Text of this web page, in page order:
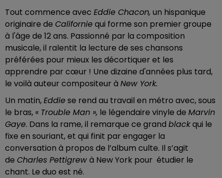
Tout commence avec Eddie Chacon, un hispanique
originaire de Californiequi forme son premier groupe
à l'âge de 12 ans. Passionné par la composition
musicale, il ralentit la lecture de ses chansons
préférées pour mieux les décortiquer et les
apprendre par cœur ! Une dizaine d'années plus tard,
le voilà auteur compositeur à New York.
Un matin,Eddiese rend au travail en métro avec, sous
le bras, « Trouble Man », le légendaire vinyle de Marvin
Gaye. Dans la rame, il remarque ce grand blackqui le
fixe en souriant, et qui finit par engager la
conversation à propos de l’album culte. Il s’agit
de Charles Pettigrewà New York pour étudier le
chant. Le duo est né.